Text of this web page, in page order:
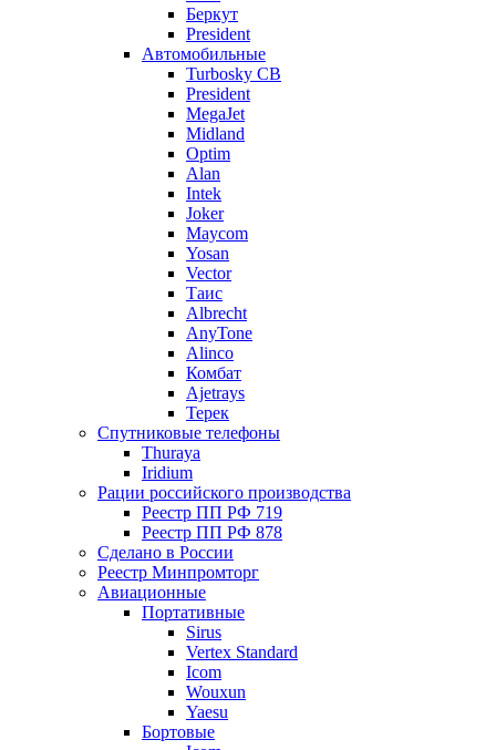
Беркут
President
Автомобильные
Turbosky CB
President
MegaJet
Midland
Optim
Alan
Intek
Joker
Maycom
Yosan
Vector
Таис
Albrecht
AnyTone
Alinco
Комбат
Ajetrays
Терек
Спутниковые телефоны
Thuraya
Iridium
Рации российского производства
Реестр ПП РФ 719
Реестр ПП РФ 878
Сделано в России
Реестр Минпромторг
Авиационные
Портативные
Sirus
Vertex Standard
Icom
Wouxun
Yaesu
Бортовые